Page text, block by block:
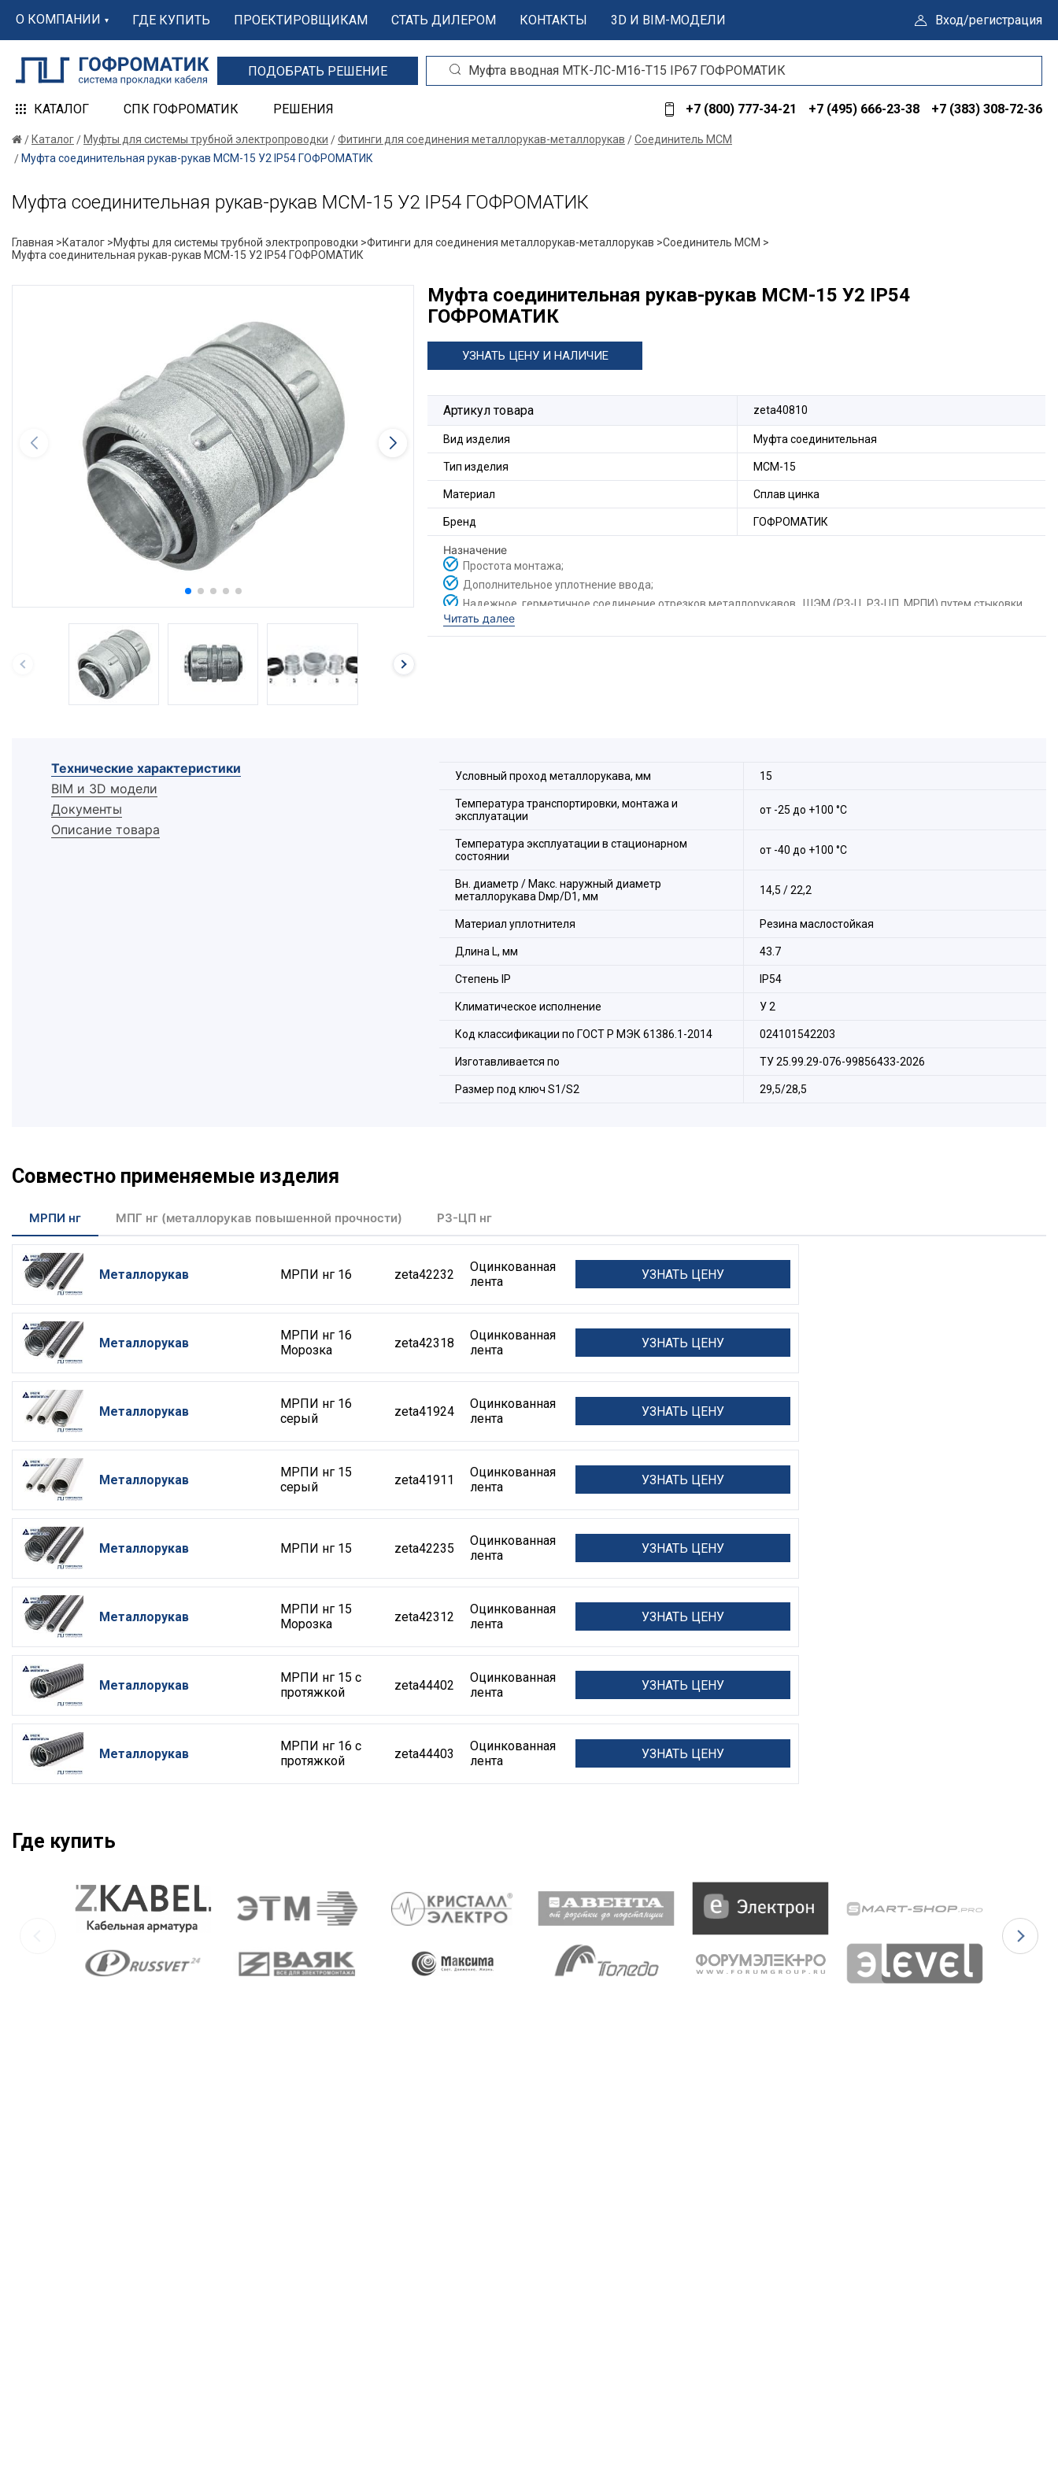
О КОМПАНИИ ГДЕ КУПИТЬ ПРОЕКТИРОВЩИКАМ СТАТЬ ДИЛЕРОМ КОНТАКТЫ 3D И BIM-МОДЕЛИ Вход/регистрация
ПОДОБРАТЬ РЕШЕНИЕ
КАТАЛОГ СПК ГОФРОМАТИК РЕШЕНИЯ +7 (800) 777-34-21 +7 (495) 666-23-38 +7 (383) 308-72-36
Каталог Муфты для системы трубной электропроводки Фитинги для соединения металлорукав-металлорукав
Соединитель МСМ
Муфта соединительная рукав-рукав МСМ-15 У2 IP54 ГОФРОМАТИК
Муфта соединительная рукав-рукав МСМ-15 У2 IP54 ГОФРОМАТИК
Главная >Каталог >Муфты для системы трубной электропроводки >Фитинги для соединения металлорукав-металлорукав >Соединитель МСМ >
Муфта соединительная рукав-рукав МСМ-15 У2 IP54 ГОФРОМАТИК
Муфта соединительная рукав-рукав МСМ-15 У2 IP54
ГОФРОМАТИК
УЗНАТЬ ЦЕНУ И НАЛИЧИЕ
Артикул товара zeta40810
Вид изделия Муфта соединительная
Тип изделия МСМ-15
Материал Сплав цинка
Бренд ГОФРОМАТИК
Назначение
Простота монтажа;
Дополнительное уплотнение ввода;
Надежное, герметичное соединение отрезков металлорукавов , ШЭМ (Р3-Ц, Р3-ЦП, МРПИ) путем стыковки
друг с другом;
Для соединения двух отрезков металлорукава, металлорукава в пвх оболочке (Р3-Ц, Р3-ЦП, МРПИ)
Состав комплекта:
1 -Корпус;
Читать далее
Технические характеристики
BIM и 3D модели
Документы
Описание товара
Условный проход металлорукава, мм 15
Температура транспортировки, монтажа и
эксплуатации
от -25 до +100 °С
Температура эксплуатации в стационарном
состоянии
от -40 до +100 °С
Вн. диаметр / Макс. наружный диаметр
металлорукава Dмр/D1, мм
14,5 / 22,2
Материал уплотнителя Резина маслостойкая
Длина L, мм 43.7
Стeпень IP IP54
Климатическое исполнение У 2
Код классификации по ГОСТ Р МЭК 61386.1-2014 024101542203
Изготавливается по ТУ 25.99.29-076-99856433-2026
Размер под ключ S1/S2 29,5/28,5
Совместно применяемые изделия
МРПИ нг МПГ нг (металлорукав повышенной прочности) РЗ-ЦП нг
Металлорукав МРПИ нг 16 zeta42232
Оцинкованная
лента
УЗНАТЬ ЦЕНУ
Металлорукав
МРПИ нг 16
Морозка
zeta42318
Оцинкованная
лента
УЗНАТЬ ЦЕНУ
Металлорукав
МРПИ нг 16
серый
zeta41924
Оцинкованная
лента
УЗНАТЬ ЦЕНУ
Металлорукав
МРПИ нг 15
серый
zeta41911
Оцинкованная
лента
УЗНАТЬ ЦЕНУ
Металлорукав МРПИ нг 15 zeta42235
Оцинкованная
лента
УЗНАТЬ ЦЕНУ
Металлорукав
МРПИ нг 15
Морозка
zeta42312
Оцинкованная
лента
УЗНАТЬ ЦЕНУ
Металлорукав
МРПИ нг 15 с
протяжкой
zeta44402
Оцинкованная
лента
УЗНАТЬ ЦЕНУ
Металлорукав
МРПИ нг 16 с
протяжкой
zeta44403
Оцинкованная
лента
УЗНАТЬ ЦЕНУ
Где купить